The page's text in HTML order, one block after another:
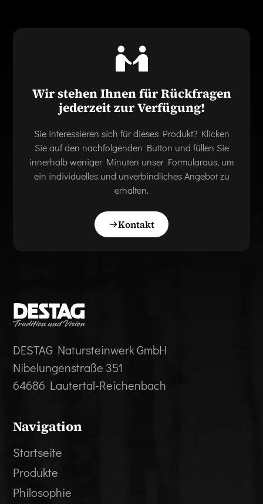
Wir stehen Ihnen für Rückfragen
jederzeit zur Verfügung!
Sie interessieren sich für dieses Produkt? Klicken
Sie auf den nachfolgenden Button und füllen Sie
innerhalb weniger Minuten unser Formularaus, um
ein individuelles und unverbindliches Angebot zu
erhalten.
Kontakt
DESTAG Natursteinwerk GmbH
Nibelungenstraße 351
64686 Lautertal-Reichenbach
Navigation
Startseite
Produkte
Philosophie